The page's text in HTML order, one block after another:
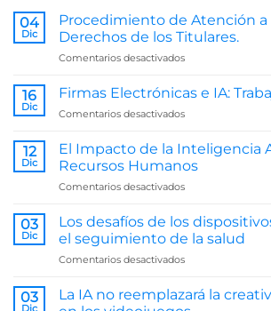
04
Dic
Procedimiento de Atención
Derechos de los Titulares.
Comentarios desactivadosen
Atención
a
de
Derechos
los
16
Dic
Firmas Electrónicas e IA:
Comentarios desactivadosen
Electrónicas
e
IA:
Trabajando
12
Dic
El Impacto de la Inteligencia
Recursos Humanos
Comentarios desactivadosen
Impacto
de
la
Inteligencia
en
Recursos
03
Dic
Los desafíos de los
el seguimiento de la salud
Comentarios desactivadosen
desafíos
de
03
Dic
La IA no reemplazará la